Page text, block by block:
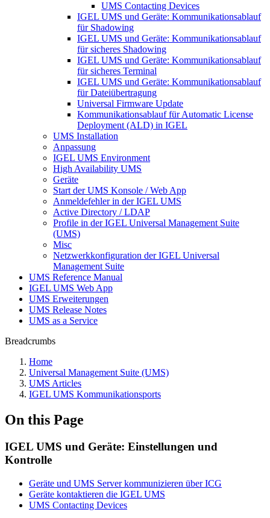
UMS Contacting Devices
IGEL UMS und Geräte: Kommunikationsablauf
für Shadowing
IGEL UMS und Geräte: Kommunikationsablauf
für sicheres Shadowing
IGEL UMS und Geräte: Kommunikationsablauf
für sicheres Terminal
IGEL UMS und Geräte: Kommunikationsablauf
für Dateiübertragung
Universal Firmware Update
Kommunikationsablauf für Automatic License
Deployment (ALD) in IGEL
UMS Installation
Anpassung
IGEL UMS Environment
High Availability UMS
Geräte
Start der UMS Konsole / Web App
Anmeldefehler in der IGEL UMS
Active Directory / LDAP
Profile in der IGEL Universal Management Suite
(UMS)
Misc
Netzwerkkonfiguration der IGEL Universal
Management Suite
UMS Reference Manual
IGEL UMS Web App
UMS Erweiterungen
UMS Release Notes
UMS as a Service
Breadcrumbs
Home
Universal Management Suite (UMS)
UMS Articles
IGEL UMS Kommunikationsports
On this Page
IGEL UMS und Geräte: Einstellungen und
Kontrolle
Geräte und UMS Server kommunizieren über ICG
Geräte kontaktieren die IGEL UMS
UMS Contacting Devices